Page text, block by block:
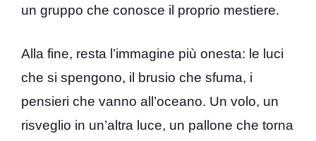
un gruppo che conosce il proprio mestiere.
Alla fine, resta l’immagine più onesta: le luci
che si spengono, il brusio che sfuma, i
pensieri che vanno all’oceano. Un volo, un
risveglio in un’altra luce, un pallone che torna